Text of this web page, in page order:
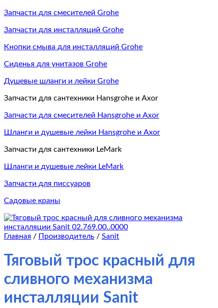
Запчасти для смесителей Grohe
Запчасти для инсталляций Grohe
Кнопки смыва для инсталляций Grohe
Сиденья для унитазов Grohe
Душевые шланги и лейки Grohe
Запчасти для сантехники Hansgrohe и Axor
Запчасти для смесителей Hansgrohe и Axor
Шланги и душевые лейки Hansgrohe и Axor
Запчасти для сантехники LeMark
Шланги и душевые лейки LeMark
Запчасти для писсуаров
Садовые краны
Главная / Производитель / Sanit
Тяговый трос красный для
сливного механизма
инсталляции Sanit